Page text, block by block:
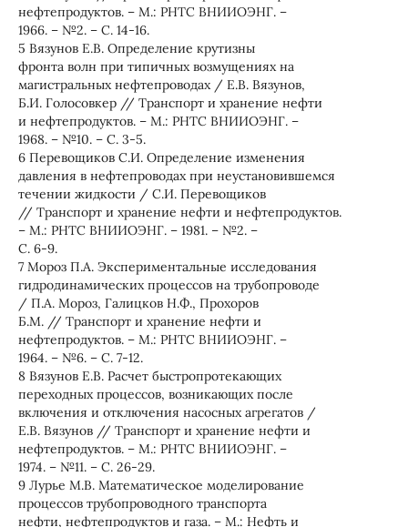
нефтепродуктов. – М.: РНТС ВНИИОЭНГ. –
1966. – №2. – С. 14-16.
5 Вязунов Е.В. Определение крутизны
фронта волн при типичных возмущениях на
магистральных нефтепроводах / Е.В. Вязунов,
Б.И. Голосовкер // Транспорт и хранение нефти
и нефтепродуктов. – М.: РНТС ВНИИОЭНГ. –
1968. – №10. – С. 3-5.
6 Перевощиков С.И. Определение изменения
давления в нефтепроводах при неустановившемся
течении жидкости / С.И. Перевощиков
// Транспорт и хранение нефти и нефтепродуктов.
– М.: РНТС ВНИИОЭНГ. – 1981. – №2. –
С. 6-9.
7 Мороз П.А. Экспериментальные исследования
гидродинамических процессов на трубопроводе
/ П.А. Мороз, Галицков Н.Ф., Прохоров
Б.М. // Транспорт и хранение нефти и
нефтепродуктов. – М.: РНТС ВНИИОЭНГ. –
1964. – №6. – С. 7-12.
8 Вязунов Е.В. Расчет быстропротекающих
переходных процессов, возникающих после
включения и отключения насосных агрегатов /
Е.В. Вязунов // Транспорт и хранение нефти и
нефтепродуктов. – М.: РНТС ВНИИОЭНГ. –
1974. – №11. – С. 26-29.
9 Лурье М.В. Математическое моделирование
процессов трубопроводного транспорта
нефти, нефтепродуктов и газа. – М.: Нефть и